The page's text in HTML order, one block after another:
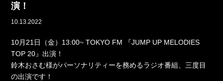
演！
10.13.2022
10月21日（金）13:00~ TOKYO FM 『JUMP UP MELODIES
TOP 20』出演！
鈴木おさむ様がパーソナリティーを務めるラジオ番組、三度目
の出演です！